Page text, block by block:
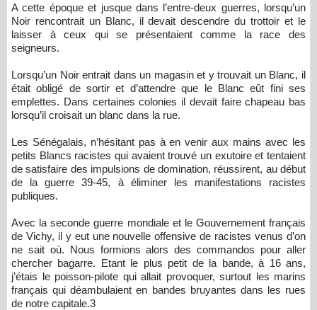
A cette époque et jusque dans l’entre-deux guerres, lorsqu’un
Noir rencontrait un Blanc, il devait descendre du trottoir et le
laisser à ceux qui se présentaient comme la race des
seigneurs.
Lorsqu’un Noir entrait dans un magasin et y trouvait un Blanc, il
était obligé de sortir et d’attendre que le Blanc eût fini ses
emplettes. Dans certaines colonies il devait faire chapeau bas
lorsqu’il croisait un blanc dans la rue.
Les Sénégalais, n’hésitant pas à en venir aux mains avec les
petits Blancs racistes qui avaient trouvé un exutoire et tentaient
de satisfaire des impulsions de domination, réussirent, au début
de la guerre 39-45, à éliminer les manifestations racistes
publiques.
Avec la seconde guerre mondiale et le Gouvernement français
de Vichy, il y eut une nouvelle offensive de racistes venus d’on
ne sait où. Nous formions alors des commandos pour aller
chercher bagarre. Etant le plus petit de la bande, à 16 ans,
j’étais le poisson-pilote qui allait provoquer, surtout les marins
français qui déambulaient en bandes bruyantes dans les rues
de notre capitale.3